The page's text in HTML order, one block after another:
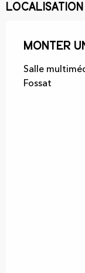
Localisation
Monter
Salle
Fossat